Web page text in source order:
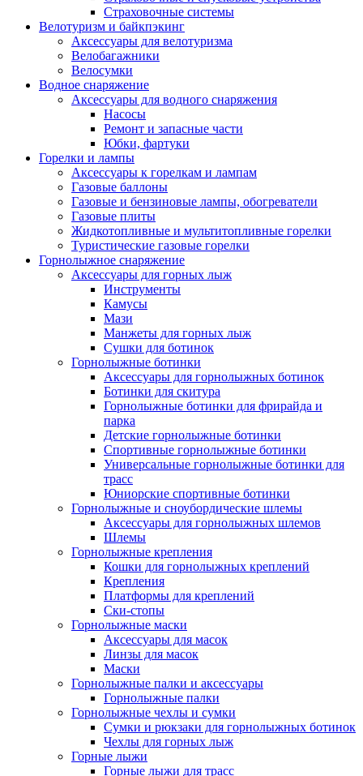
Страховочные системы
Велотуризм и байкпэкинг
Аксессуары для велотуризма
Велобагажники
Велосумки
Водное снаряжение
Аксессуары для водного снаряжения
Насосы
Ремонт и запасные части
Юбки, фартуки
Горелки и лампы
Аксессуары к горелкам и лампам
Газовые баллоны
Газовые и бензиновые лампы, обогреватели
Газовые плиты
Жидкотопливные и мультитопливные горелки
Туристические газовые горелки
Горнолыжное снаряжение
Аксессуары для горных лыж
Инструменты
Камусы
Мази
Манжеты для горных лыж
Сушки для ботинок
Горнолыжные ботинки
Аксессуары для горнолыжных ботинок
Ботинки для скитура
Горнолыжные ботинки для фрирайда и
парка
Детские горнолыжные ботинки
Спортивные горнолыжные ботинки
Универсальные горнолыжные ботинки для
трасс
Юниорские спортивные ботинки
Горнолыжные и сноубордические шлемы
Аксессуары для горнолыжных шлемов
Шлемы
Горнолыжные крепления
Кошки для горнолыжных креплений
Крепления
Платформы для креплений
Ски-стопы
Горнолыжные маски
Аксессуары для масок
Линзы для масок
Маски
Горнолыжные палки и аксессуары
Горнолыжные палки
Горнолыжные чехлы и сумки
Сумки и рюкзаки для горнолыжных ботинок
Чехлы для горных лыж
Горные лыжи
Горные лыжи для трасс